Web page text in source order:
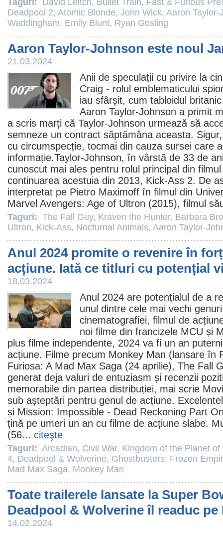
Taguri: David Leitch, Bullet Train, Fast & Furious
Deadpool 2, Atomic Blonde, John Wick, Aaron Taylor-
Waddingham, Emily Blunt, Ryan Gosling
Aaron Taylor-Johnson este noul
21.03.2024
Anii de speculații cu privire la
Craig - rolul emblematicului
iau sfârșit, cum tabloidul
Aaron Taylor-Johnson a primit
a scris marți că Taylor-Johnson urmează să
semneze un contract săptămâna aceasta.
cu circumspecție, tocmai din cauza sursei care
informație.Taylor-Johnson, în vârstă de 33 de
cunoscut mai ales pentru rolul principal din filmul
continuarea acestuia din 2013, Kick-Ass 2. De
interpretat pe Pietro Maximoff în filmul din
Marvel Avengers: Age of Ultron (2015), filmul
Taguri: The Fall Guy, Kraven the Hunter, Barbara
Ultron, Kick-Ass, Nocturnal Animals, Aaron Taylor-
Anul 2024 promite o revenire în
acțiune. Iată ce titluri cu potențial
18.03.2024
Anul 2024 are potențialul de a
unul dintre cele mai vechi
cinematografiei, filmul de
noi filme din francizele MCU și
plus filme independente, 2024 va fi un an
acțiune. Filme precum Monkey Man (lansare în
Furiosa: A Mad Max Saga (24 aprilie), The Fall
generat deja valuri de entuziasm și recenzii
memorabile din partea distribuției, mai scrie
sub așteptări pentru genul de acțiune.
și Mission: Impossible - Dead Reckoning Part
țină pe umeri un an cu filme de acțiune slabe.
(56... citeşte
Taguri: Arcadian, Civil War, Kingdom of the Planet of
4, Deadpool & Wolverine, Ghostbusters: Frozen
Mad Max Saga, Monkey Man
Toate trailerele lansate la Super
Deadpool & Wolverine îl readuc pe
14.02.2024